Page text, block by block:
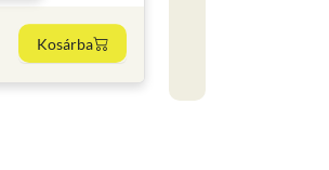
Kosárba